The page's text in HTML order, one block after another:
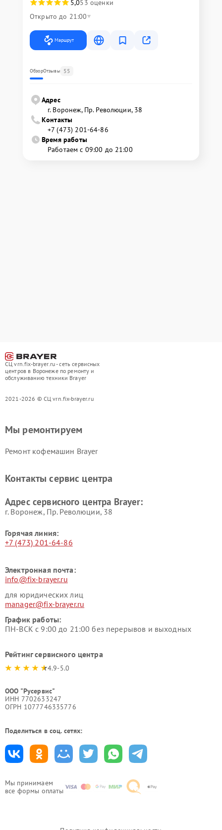
5,053 оценки
Открыто до 21:00
Маршрут
ОбзорОтзывы 55
Адрес
г. Воронеж, Пр. Революции, 38
Контакты
+7 (473) 201-64-86
Время работы
Работаем с 09:00 до 21:00
СЦ vrn.fix-brayer.ru - сеть сервисных
центров в Воронеже по ремонту и
обслуживанию техники Brayer
2021-2026 © СЦ vrn.fix-brayer.ru
Мы принимаем
все формы оплаты
Мы ремонтируем
Ремонт кофемашин Brayer
Контакты сервис центра
Адрес сервисного центра Brayer:
г. Воронеж, Пр. Революции, 38
Горячая линия:
+7 (473) 201-64-86
Электронная почта:
info@fix-brayer.ru
для юридических лиц
manager@fix-brayer.ru
График работы:
ПН-ВСК с 9:00 до 21:00 без перерывов и выходных
Рейтинг сервисного центра
4.9-5.0
ООО "Русервис"
ИНН 7702633247
ОГРН 1077746335776
Поделиться в соц. сетях: